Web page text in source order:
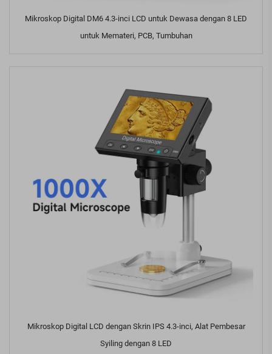
Mikroskop Digital DM6 4.3-inci LCD untuk Dewasa dengan 8 LED
untuk Memateri, PCB, Tumbuhan
Mikroskop Digital LCD dengan Skrin IPS 4.3-inci, Alat Pembesar
Syiling dengan 8 LED